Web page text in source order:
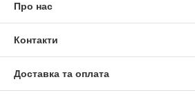
Про нас
Контакти
Доставка та оплата